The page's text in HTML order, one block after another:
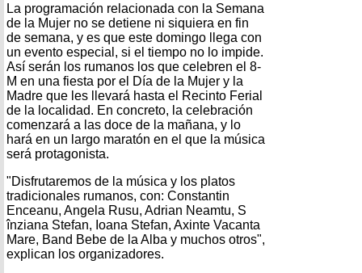
La programación relacionada con la Semana
de la Mujer no se detiene ni siquiera en fin
de semana, y es que este domingo llega con
un evento especial, si el tiempo no lo impide.
Así serán los rumanos los que celebren el 8-
M en una fiesta por el Día de la Mujer y la
Madre que les llevará hasta el Recinto Ferial
de la localidad. En concreto, la celebración
comenzará a las doce de la mañana, y lo
hará en un largo maratón en el que la música
será protagonista.
"Disfrutaremos de la música y los platos
tradicionales rumanos, con: Constantin
Enceanu, Angela Rusu, Adrian Neamtu, S
înziana Stefan, Ioana Stefan, Axinte Vacanta
Mare, Band Bebe de la Alba y muchos otros",
explican los organizadores.